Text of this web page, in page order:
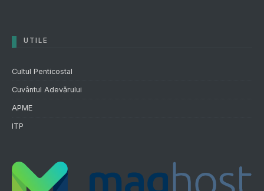
UTILE
Cultul Penticostal
Cuvântul Adevărului
APME
ITP